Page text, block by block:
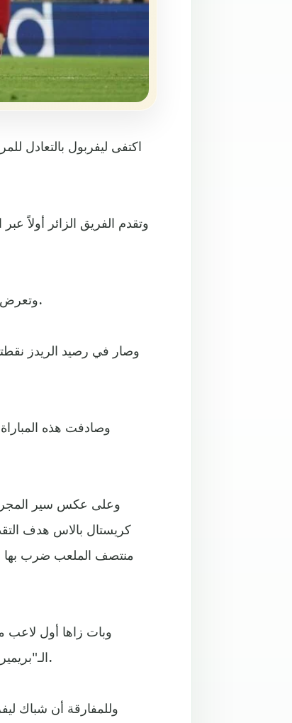
اكتفى ليفربول بالتعادل
وتعرض لاعب ليفربول، الأوروغوياني داروين نونيس للطرد في الدقيقة 57.
وصار في رصيد الريدز
وعلى عكس سير
كريستال بالاس هدف
منتصف الملعب ضرب بها
وبات زاها أول لاعب
الـ"بريميرليغ" على ملعب "أنفيلد"، بعدما أحرز هدفاً أيضاً في أيار/مايو 2015.
وللمفارقة أن شباك